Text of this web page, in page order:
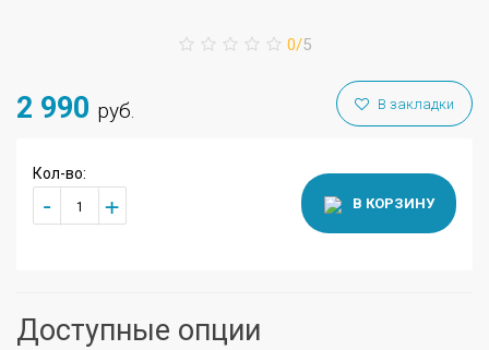
0/5
2 990 руб. В закладки
Кол-во:
- + В КОРЗИНУ
Доступные опции